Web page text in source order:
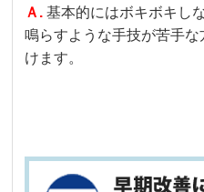
Ａ.基本的にはボキボキし
鳴らすような手技が苦手
けます。